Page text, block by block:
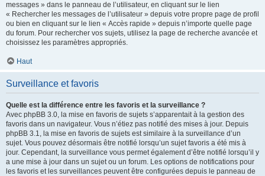
messages » dans le panneau de l’utilisateur, en cliquant sur le lien
« Rechercher les messages de l’utilisateur » depuis votre propre page de profil
ou bien en cliquant sur le lien « Accès rapide » depuis n’importe quelle page
du forum. Pour rechercher vos sujets, utilisez la page de recherche avancée et
choisissez les paramètres appropriés.
Haut
Surveillance et favoris
Quelle est la différence entre les favoris et la surveillance ?
Avec phpBB 3.0, la mise en favoris de sujets s’apparentait à la gestion des
favoris dans un navigateur. Vous n’étiez pas notifié des mises à jour. Depuis
phpBB 3.1, la mise en favoris de sujets est similaire à la surveillance d’un
sujet. Vous pouvez désormais être notifié lorsqu’un sujet favoris a été mis à
jour. Cependant, la surveillance vous permet également d’être notifié lorsqu’il y
a une mise à jour dans un sujet ou un forum. Les options de notifications pour
les favoris et les surveillances peuvent être configurées depuis le panneau de